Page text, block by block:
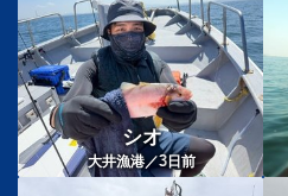
シオ
大井漁港／3 日前